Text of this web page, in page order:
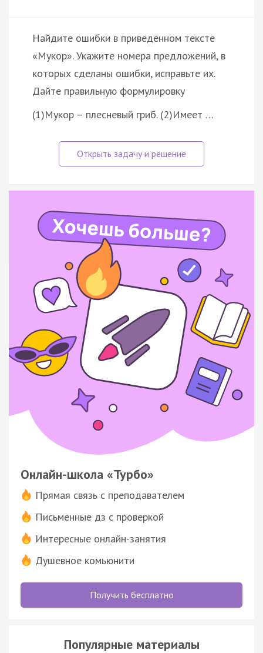
Найдите ошибки в приведённом тексте
«Мукор». Укажите номера предложений, в
которых сделаны ошибки, исправьте их.
Дайте правильную формулировку
(1)Мукор – плесневый гриб. (2)Имеет …
Онлайн-школа «Турбо»
Прямая связь с преподавателем
Письменные дз с проверкой
Интересные онлайн-занятия
Душевное комьюнити
Получить бесплатно
Популярные материалы